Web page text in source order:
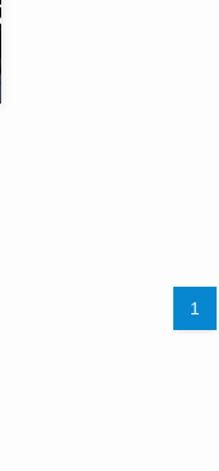
1